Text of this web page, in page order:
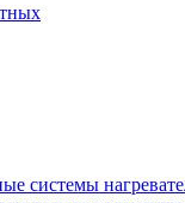
системы